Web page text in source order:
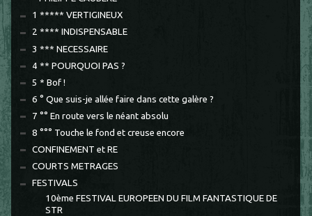
1 ***** VERTIGINEUX
2 **** INDISPENSABLE
3 *** NECESSAIRE
4 ** POURQUOI PAS ?
5 * Bof !
6 ° Que suis-je allée faire dans cette galère ?
7 °° En route vers le néant absolu
8 °°° Touche le fond et creuse encore
CONFINEMENT et RE
COURTS METRAGES
FESTIVALS
10ème FESTIVAL EUROPEEN DU FILM FANTASTIQUE DE
STR